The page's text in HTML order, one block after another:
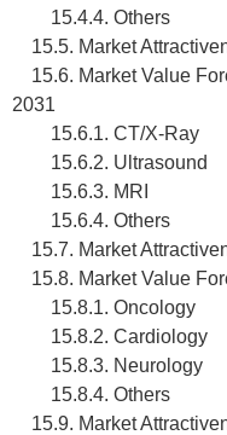
15.4.4. Others
15.5. Market
15.6. Market Value
2031
15.6.1. CT/X-Ray
15.6.2. Ultrasound
15.6.3. MRI
15.6.4. Others
15.7. Market
15.8. Market Value
15.8.1. Oncology
15.8.2. Cardiology
15.8.3. Neurology
15.8.4. Others
15.9. Market